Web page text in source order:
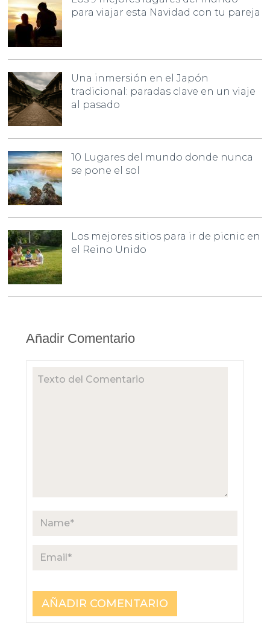
para viajar esta Navidad con tu pareja
Una inmersión en el Japón
tradicional: paradas clave en un viaje
al pasado
10 Lugares del mundo donde nunca
se pone el sol
Los mejores sitios para ir de picnic en
el Reino Unido
Añadir Comentario